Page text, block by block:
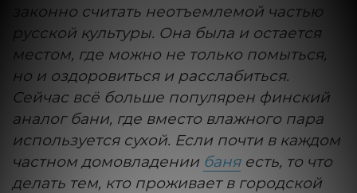
законно считать неотъемлемой частью
русской культуры. Она была и остается
местом, где можно не только помыться,
но и оздоровиться и расслабиться.
Сейчас всё больше популярен финский
аналог бани, где вместо влажного пара
используется сухой. Если почти в каждом
частном домовладении баняесть, то что
делать тем, кто проживает в городской